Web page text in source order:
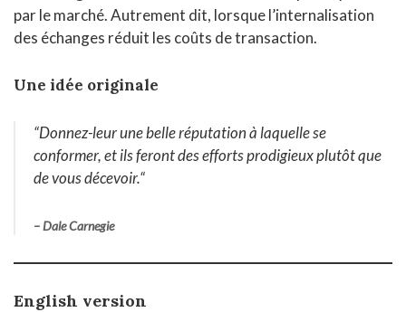
par le marché. Autrement dit, lorsque l’internalisation
des échanges réduit les coûts de transaction.
Une idée originale
“Donnez-leur une belle réputation à laquelle se
conformer, et ils feront des efforts prodigieux plutôt que
de vous décevoir.“
– Dale Carnegie
English version